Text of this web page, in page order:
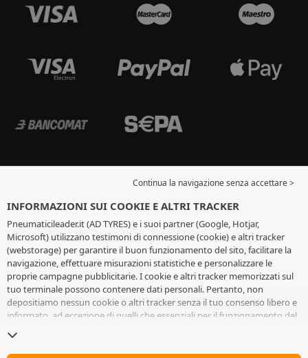
Continua la navigazione senza accettare >
INFORMAZIONI SUI COOKIE E ALTRI TRACKER
Pneumaticileader.it (AD TYRES) e i suoi partner (Google, Hotjar,
Microsoft) utilizzano testimoni di connessione (cookie) e altri tracker
(webstorage) per garantire il buon funzionamento del sito, facilitare la
navigazione, effettuare misurazioni statistiche e personalizzare le
proprie campagne pubblicitarie. I cookie e altri tracker memorizzati sul
tuo terminale possono contenere dati personali. Pertanto, non
depositiamo nessun cookie o altri tracker senza il tuo consenso libero e
informato, ad eccezione di quelli che essenziali per il funzionamento del
in qualsiasi momento andando alla
scegliere di continuare a navigare senza accettare il deposito di cookie o